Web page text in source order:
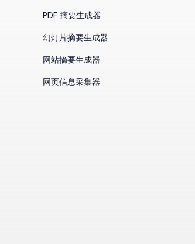
PDF 摘要生成器
幻灯片摘要生成器
网站摘要生成器
网页信息采集器